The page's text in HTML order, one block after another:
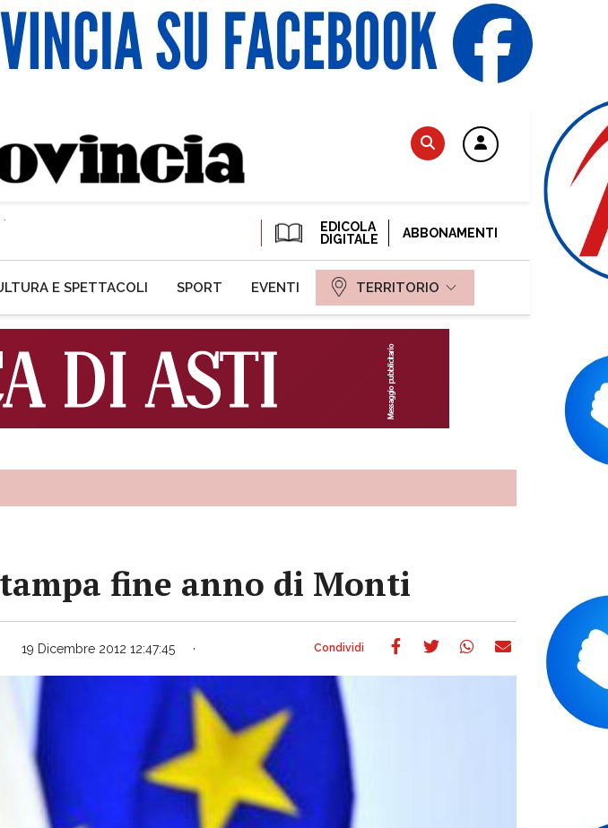
EDICOLA
DIGITALE
ABBONAMENTI
E SPETTACOLI SPORT EVENTI TERRITORIO
fine anno di Monti
19 Dicembre 2012 12:47:45